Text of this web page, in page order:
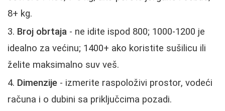
8+ kg.
Broj obrtaja - ne idite ispod 800; 1000-1200 je
idealno za većinu; 1400+ ako koristite sušilicu ili
želite maksimalno suv veš.
Dimenzije - izmerite raspoloživi prostor, vodeći
računa i o dubini sa priključcima pozadi.